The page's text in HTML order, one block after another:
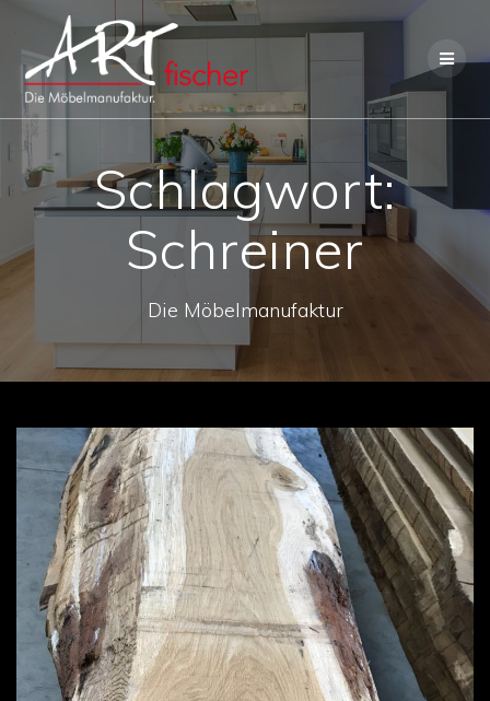
Skip
to
Schlagwort:
Schreiner
Die Möbelmanufaktur